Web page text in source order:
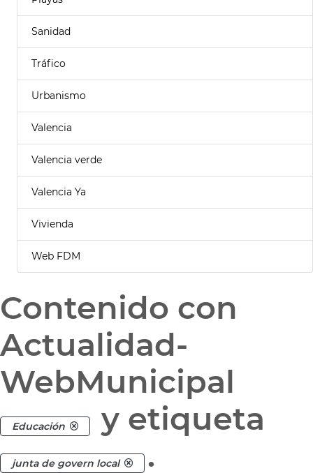
Sanidad
Tráfico
Urbanismo
Valencia
Valencia verde
Valencia Ya
Vivienda
Web FDM
Contenido con
Actualidad-
WebMunicipal
Educación y etiqueta
junta de govern local .